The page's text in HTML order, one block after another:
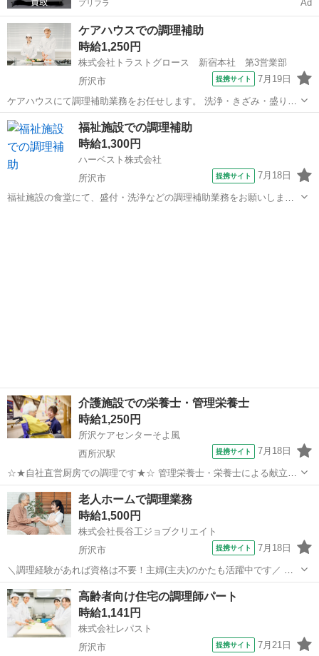
プリフラ Ad
ケアハウスでの調理補助
時給1,250円
株式会社トラストグロース 新宿本社 第3営業部
所沢市
提携サイト 7月19日
ケアハウスにて調理補助業務をお任せします。 洗浄・きざみ・盛り付
け等をお願いします。 ☆食数：70名 ☆人数体制：3名 ☆資格不問
☆20～50代の方活躍中 ☆週3日～OK ☆1シフトのみ ☆制服貸与あり
(内履きのみ持参)...
埼玉 所沢市 キッチン
福祉施設での調理補助
時給1,300円
ハーベスト株式会社
所沢市
提携サイト 7月18日
福祉施設の食堂にて、盛付・洗浄などの調理補助業務をお願いしま
介護施設での栄養士・管理栄養士
時給1,250円
所沢ケアセンターそよ風
西所沢駅
提携サイト 7月18日
☆★自社直営厨房での調理です★☆ 管理栄養士・栄養士による献立表
をもとに、お客様のお食事の調理業務・発注などをお願いします。 ・
調理業務全般・配膳、下膳、食器類の洗浄、収納 ・厨房内の清掃、衛
生管理 ・食材の発注、検品、在庫...
埼玉 所沢市 西所沢駅 キッチン
老人ホームで調理業務
時給1,500円
株式会社長谷工ジョブクリエイト
所沢市
提携サイト 7月18日
＼調理経験があれば資格は不要！主婦(主夫)のかたも活躍中です／ 高
齢者向けの食事づくりに関心がある方、衛生管理を意識して働ける方
にぴったりです。 (お家で調理しているかた)などなど、施設での調理
経験なくても大丈夫です！ ≪...
埼玉 所沢市 キッチン
高齢者向け住宅の調理師パート
時給1,141円
株式会社レパスト
所沢市
提携サイト 7月21日